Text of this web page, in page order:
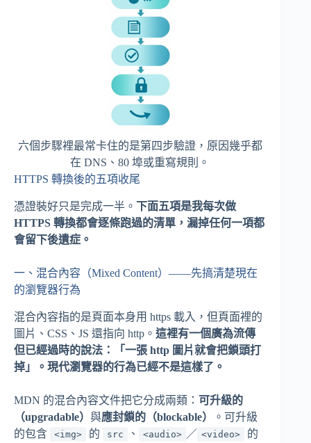
六個步驟裡最常卡住的是第四步驗證，原因幾乎都
在 DNS、80 埠或重寫規則。
HTTPS 轉換後的五項收尾
憑證裝好只是完成一半。 下面五項是我每次做
HTTPS 轉換都會逐條跑過的清單，漏掉任何一項都
會留下後遺症。
一、混合內容（Mixed Content）——先搞清楚現在
的瀏覽器行為
混合內容指的是頁面本身用 https 載入，但頁面裡的
圖片、CSS、JS 還指向 http。 這裡有一個廣為流傳
但已經過時的說法：「一張 http 圖片就會把鎖頭打
掉」。現代瀏覽器的行為已經不是這樣了。
MDN 的混合內容文件把它分成兩類： 可升級的
（upgradable） 與應封鎖的（blockable）
。可升級
的包含
<img> 的 src 、 <audio> ／ <video> 的